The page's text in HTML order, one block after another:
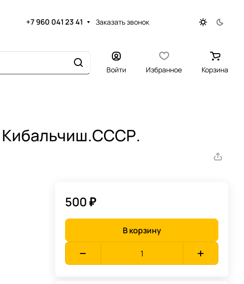
+7 960 041 23 41 Заказать звонок
Войти Избранное Корзина
500 ₽
В корзину